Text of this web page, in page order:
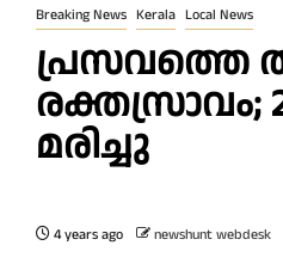
Breaking News Kerala Local News
പ്രസവത്തെ
രക്തസ്രാവം;
മരിച്ചു
4 years ago newshunt webdesk